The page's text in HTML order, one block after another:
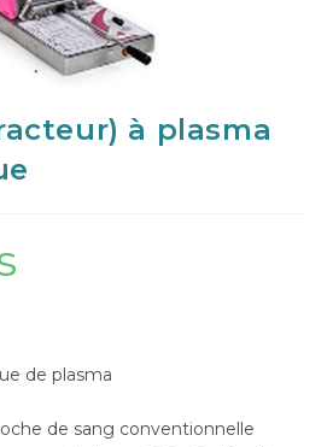
à plasma
de plasma
de sang conventionnelle